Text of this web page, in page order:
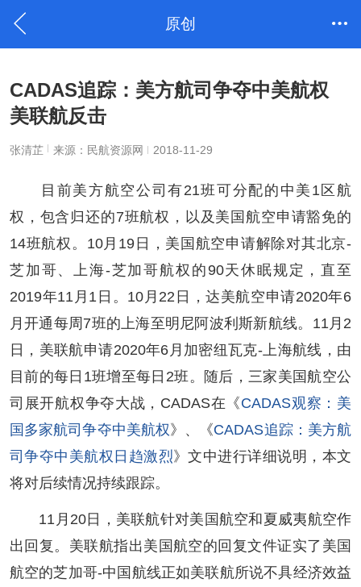
原创
CADAS追踪：美方航司争夺中美航权
美联航反击
张清芷 来源：民航资源网 2018-11-29
目前美方航空公司有21班可分配的中美1区航
权，包含归还的7班航权，以及美国航空申请豁免的
14班航权。10月19日，美国航空申请解除对其北京-
芝加哥、上海-芝加哥航权的90天休眠规定，直至
2019年11月1日。10月22日，达美航空申请2020年6
月开通每周7班的上海至明尼阿波利斯新航线。11月2
日，美联航申请2020年6月加密纽瓦克-上海航线，由
目前的每日1班增至每日2班。随后，三家美国航空公
司展开航权争夺大战，CADAS在《CADAS观察：美
国多家航司争夺中美航权 》、《CADAS追踪：美方航
司争夺中美航权日趋激烈》文中进行详细说明，本文
将对后续情况持续跟踪。
11月20日，美联航针对美国航空和夏威夷航空作
出回复。美联航指出美国航空的回复文件证实了美国
航空的芝加哥-中国航线正如美联航所说不具经济效益